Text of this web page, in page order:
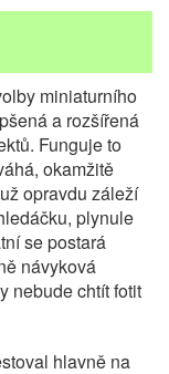
miniaturního
a rozšířená
Funguje to
okamžitě
opravdu záleží
plynule
se postará
návyková
nebude chtít fotit
hlavně na